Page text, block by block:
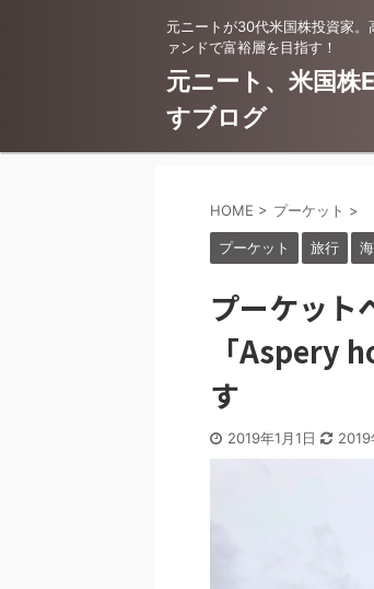
元ニートが30代米国株投資家
ァンドで富裕層を目指す！
元ニート、米国株
すブログ
HOME > プーケット >
プーケット 旅行
プーケット
「Aspery
す
2019年1月1日 2019